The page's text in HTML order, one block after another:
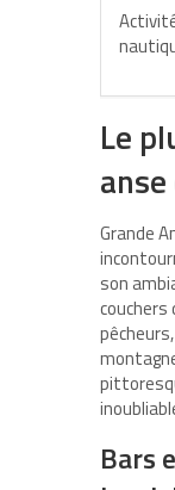
Le
Grande
son
couchers
Bars